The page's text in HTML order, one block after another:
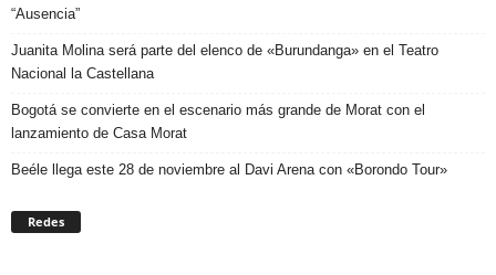
“Ausencia”
Juanita Molina será parte del elenco de «Burundanga» en el Teatro
Nacional la Castellana
Bogotá se convierte en el escenario más grande de Morat con el
lanzamiento de Casa Morat
Beéle llega este 28 de noviembre al Davi Arena con «Borondo Tour»
Redes